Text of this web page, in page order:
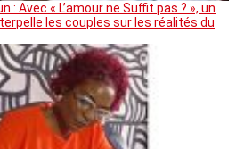
: Avec « L’amour ne Suffit pas ? », un
les couples sur les réalités du